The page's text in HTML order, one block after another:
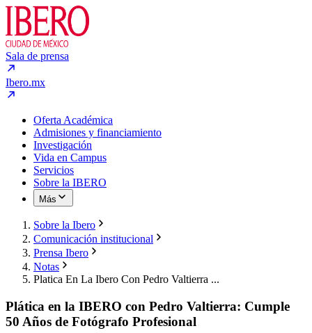
Sala de prensa
Ibero.mx
Oferta Académica
Admisiones y financiamiento
Investigación
Vida en Campus
Servicios
Sobre la IBERO
Más
Sobre la Ibero
Comunicación institucional
Prensa Ibero
Notas
Platica En La Ibero Con Pedro Valtierra ...
Plática en la IBERO con Pedro Valtierra: Cumple
50 Años de Fotógrafo Profesional